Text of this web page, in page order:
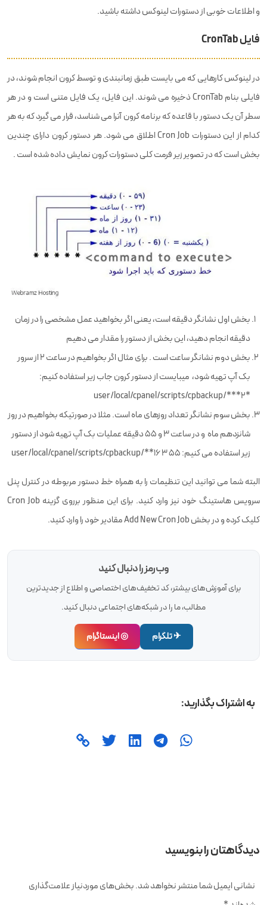
و اطلاعات خوبی از دستورات لینوکس داشته باشید.
فایل CronTab
در لینوکس کارهایی که می بایست طبق زمانبندی و توسط کرون انجام شوند، در
فایلی بنام CronTab ذخیره می شوند. این فایل، یک فایل متنی است و در هر
سطر آن یک دستور با قاعده که برنامه کرون آنرا می شناسد، قرار می گیرد که به هر
کدام از این دستورات Cron Job اطلاق می شود. هر دستور کرون دارای چندین
بخش است که در تصویر زیر فرمت کلی دستورات کرون نمایش داده شده است .
بخش اول نشانگر دقیقه است، یعنی اگر بخواهید عمل مشخصی را در زمان
دقیقه انجام دهید، این بخش از دستور را مقدار می دهیم
بخش دوم نشانگر ساعت است . برای مثال اگر بخواهیم در ساعت ۲ از سرور
بک آپ تهیه شود، میبایست از دستور کرون جاب زیر استفاده کنیم:
*user/local/cpanel/scripts/cpbackup/***2
بخش سوم نشانگر تعداد روزهای ماه است. مثلا در صورتیکه بخواهیم در روز
شانزدهم ماه و در ساعت ۳ و ۵۵ دقیقه عملیات بک آپ تهیه شود از دستور
زیر استفاده می کنیم: user/local/cpanel/scripts/cpbackup/**16 3 55
البته شما می توانید این تنظیمات را به همراه خط دستور مربوطه در کنترل پنل
سرویس هاستینگ خود نیز وارد کنید. برای این منظور برروی گزینه Cron Job
کلیک کرده و در بخش Add New Cron Job مقادیر خود را وارد کنید.
وب‌رمز را دنبال کنید
برای آموزش‌های بیشتر، کد تخفیف‌های اختصاصی و اطلاع از جدیدترین
مطالب، ما را در شبکه‌های اجتماعی دنبال کنید.
✈ تلگرام ◎ اینستاگرام
به اشتراک بگذارید:
دیدگاهتان را بنویسید
نشانی ایمیل شما منتشر نخواهد شد.بخش‌های موردنیاز علامت‌گذاری